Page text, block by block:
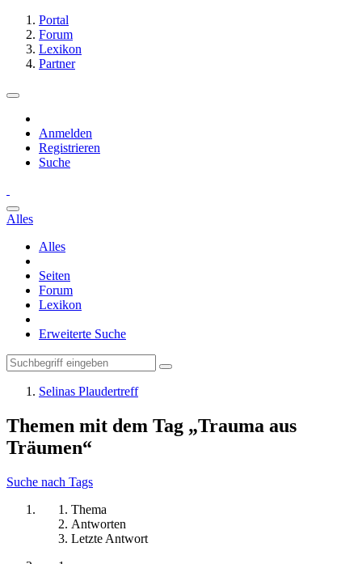
Portal
Forum
Lexikon
Partner
Anmelden
Registrieren
Suche
Alles
Alles
Seiten
Forum
Lexikon
Erweiterte Suche
Selinas Plaudertreff
Themen mit dem Tag „Trauma aus
Träumen“
Suche nach Tags
Thema
Antworten
Letzte Antwort